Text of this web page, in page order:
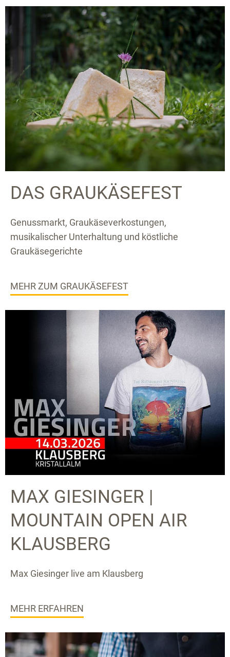
DAS GRAUKÄSEFEST
Genussmarkt, Graukäseverkostungen,
musikalischer Unterhaltung und köstliche
Graukäsegerichte
MEHR ZUM GRAUKÄSEFEST
MAX GIESINGER |
MOUNTAIN OPEN AIR
KLAUSBERG
Max Giesinger live am Klausberg
MEHR ERFAHREN